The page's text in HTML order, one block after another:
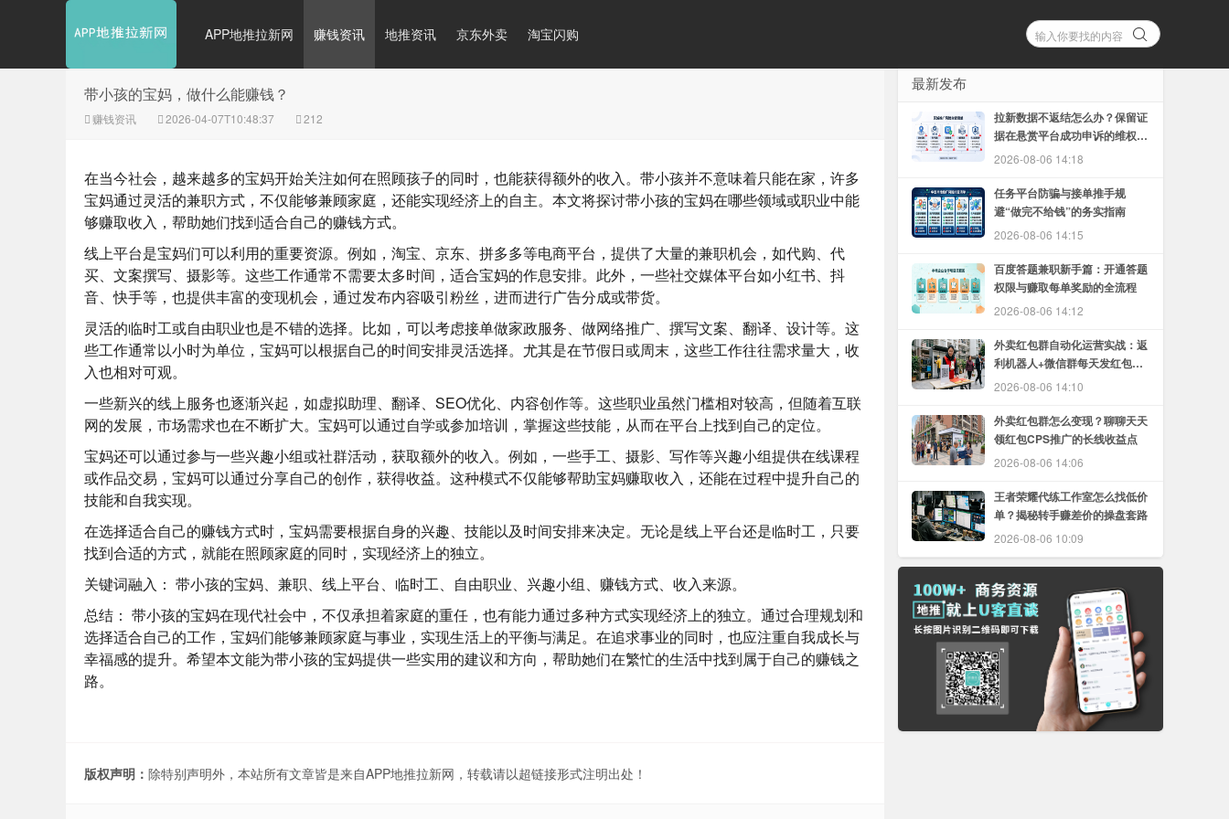
APP地推拉新网 赚钱资讯 地推资讯 京东外卖 淘宝闪购
带小孩的宝妈，做什么能赚钱？
赚钱资讯 2026-04-07T10:48:37 212
在当今社会，越来越多的宝妈开始关注如何在照顾孩子的同时，也能获得额外的收入。带小孩并不意味着只能在家，许多
宝妈通过灵活的兼职方式，不仅能够兼顾家庭，还能实现经济上的自主。本文将探讨带小孩的宝妈在哪些领域或职业中能
够赚取收入，帮助她们找到适合自己的赚钱方式。
线上平台是宝妈们可以利用的重要资源。例如，淘宝、京东、拼多多等电商平台，提供了大量的兼职机会，如代购、代
买、文案撰写、摄影等。这些工作通常不需要太多时间，适合宝妈的作息安排。此外，一些社交媒体平台如小红书、抖
音、快手等，也提供丰富的变现机会，通过发布内容吸引粉丝，进而进行广告分成或带货。
灵活的临时工或自由职业也是不错的选择。比如，可以考虑接单做家政服务、做网络推广、撰写文案、翻译、设计等。这
些工作通常以小时为单位，宝妈可以根据自己的时间安排灵活选择。尤其是在节假日或周末，这些工作往往需求量大，收
入也相对可观。
一些新兴的线上服务也逐渐兴起，如虚拟助理、翻译、SEO优化、内容创作等。这些职业虽然门槛相对较高，但随着互联
网的发展，市场需求也在不断扩大。宝妈可以通过自学或参加培训，掌握这些技能，从而在平台上找到自己的定位。
宝妈还可以通过参与一些兴趣小组或社群活动，获取额外的收入。例如，一些手工、摄影、写作等兴趣小组提供在线课程
或作品交易，宝妈可以通过分享自己的创作，获得收益。这种模式不仅能够帮助宝妈赚取收入，还能在过程中提升自己的
技能和自我实现。
在选择适合自己的赚钱方式时，宝妈需要根据自身的兴趣、技能以及时间安排来决定。无论是线上平台还是临时工，只要
找到合适的方式，就能在照顾家庭的同时，实现经济上的独立。
关键词融入： 带小孩的宝妈、兼职、线上平台、临时工、自由职业、兴趣小组、赚钱方式、收入来源。
总结： 带小孩的宝妈在现代社会中，不仅承担着家庭的重任，也有能力通过多种方式实现经济上的独立。通过合理规划和
选择适合自己的工作，宝妈们能够兼顾家庭与事业，实现生活上的平衡与满足。在追求事业的同时，也应注重自我成长与
幸福感的提升。希望本文能为带小孩的宝妈提供一些实用的建议和方向，帮助她们在繁忙的生活中找到属于自己的赚钱之
路。
版权声明： 除特别声明外，本站所有文章皆是来自APP地推拉新网，转载请以超链接形式注明出处！
最新发布
拉新数据不返结怎么办？保留证
据在悬赏平台成功申诉的维权方
法
2026-08-06 14:18
任务平台防骗与接单推手规
避“做完不给钱”的务实指南
2026-08-06 14:15
百度答题兼职新手篇：开通答题
权限与赚取每单奖励的全流程
2026-08-06 14:12
外卖红包群自动化运营实战：返
利机器人+微信群每天发红包的
完整教程
2026-08-06 14:10
外卖红包群怎么变现？聊聊天天
领红包CPS推广的长线收益点
2026-08-06 14:06
王者荣耀代练工作室怎么找低价
单？揭秘转手赚差价的操盘套路
2026-08-06 10:09